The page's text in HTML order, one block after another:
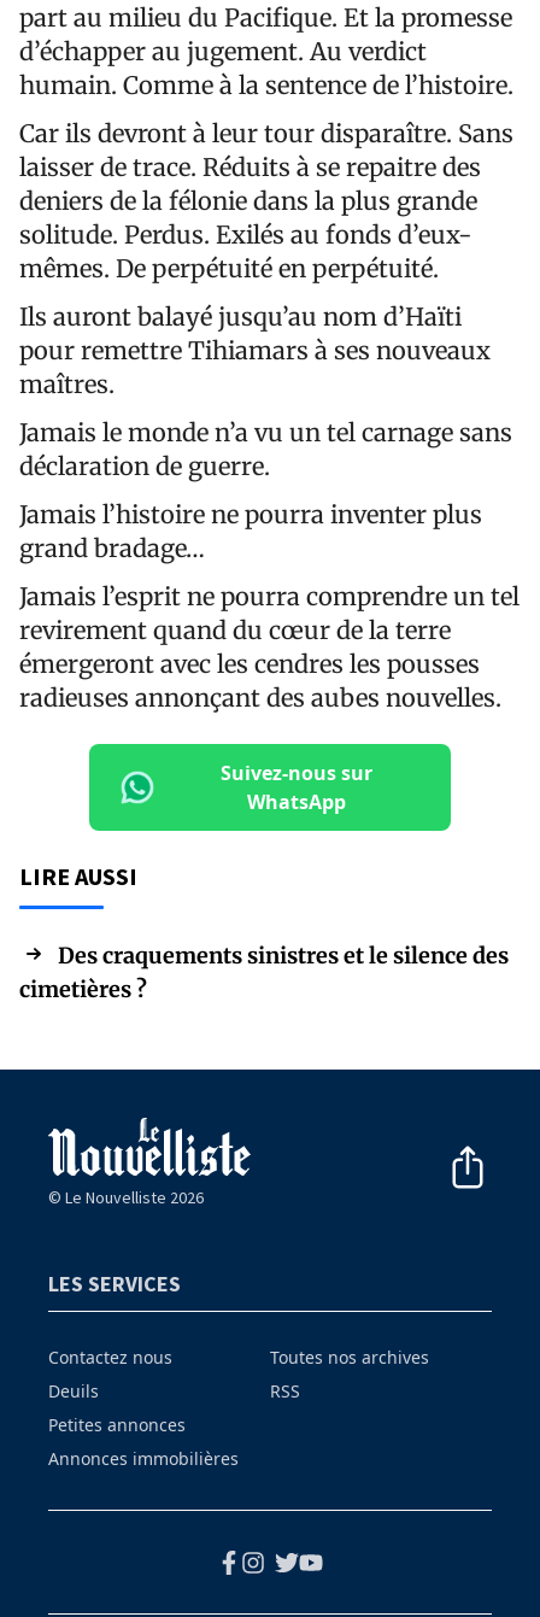
part au milieu du Pacifique. Et la promesse
d’échapper au jugement. Au verdict
humain. Comme à la sentence de l’histoire.
Car ils devront à leur tour disparaître. Sans
laisser de trace. Réduits à se repaitre des
deniers de la félonie dans la plus grande
solitude. Perdus. Exilés au fonds d’eux-
mêmes. De perpétuité en perpétuité.
Ils auront balayé jusqu’au nom d’Haïti
pour remettre Tihiamars à ses nouveaux
maîtres.
Jamais le monde n’a vu un tel carnage sans
déclaration de guerre.
Jamais l’histoire ne pourra inventer plus
grand bradage…
Jamais l’esprit ne pourra comprendre un tel
revirement quand du cœur de la terre
émergeront avec les cendres les pousses
radieuses annonçant des aubes nouvelles.
Suivez-nous sur
WhatsApp
LIRE AUSSI
Des craquements sinistres et le silence des
cimetières ?
© Le Nouvelliste 2026
LES SERVICES
Contactez nous
Deuils
Petites annonces
Annonces immobilières
Toutes nos archives
RSS